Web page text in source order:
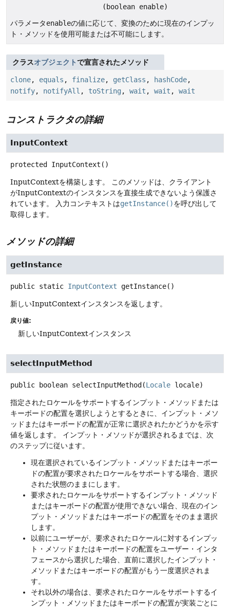
(boolean enable)
パラメータenableの値に応じて、変換のために現在のインプッ
ト・メソッドを使用可能または不可能にします。
クラスオブジェクトで宣言されたメソッド
clone, equals , finalize, getClass , hashCode,
notify, notifyAll , toString , wait , wait , wait
コンストラクタの詳細
InputContext
protected InputContext ()
InputContextを構築します。
このメソッドは、クライアント
がInputContextのインスタンスを直接生成できないよう保護さ
れています。
入力コンテキストはgetInstance()を呼び出して
取得します。
メソッドの詳細
getInstance
public static InputContext getInstance()
新しいInputContextインスタンスを返します。
戻り値:
新しいInputContextインスタンス
selectInputMethod
public boolean selectInputMethod (Locale locale)
指定されたロケールをサポートするインプット・メソッドまたは
キーボードの配置を選択しようとするときに、インプット・メソ
ッドまたはキーボードの配置が正常に選択されたかどうかを示す
値を返します。
インプット・メソッドが選択されるまでは、次
のステップに従います。
現在選択されているインプット・メソッドまたはキーボー
ドの配置が要求されたロケールをサポートする場合、選択
された状態のままにします。
要求されたロケールをサポートするインプット・メソッド
またはキーボードの配置が使用できない場合、現在のイン
プット・メソッドまたはキーボードの配置をそのまま選択
します。
以前にユーザーが、要求されたロケールに対するインプッ
ト・メソッドまたはキーボードの配置をユーザー・インタ
フェースから選択した場合、直前に選択したインプット・
メソッドまたはキーボードの配置がもう一度選択されま
す。
それ以外の場合は、要求されたロケールをサポートするイ
ンプット・メソッドまたはキーボードの配置が実装ごとに